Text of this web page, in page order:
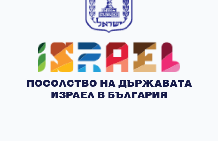
ПОСОЛСТВО НА ДЪРЖАВАТА
ИЗРАЕЛ В БЪЛГАРИЯ